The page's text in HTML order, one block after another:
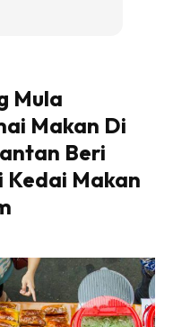
Mula
Makan Di
Beri
Kedai Makan